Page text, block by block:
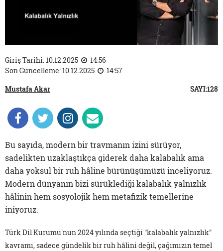
Giriş Tarihi: 10.12.2025
14:56
Son Güncelleme: 10.12.2025
14:57
Mustafa Akar
SAYI:128
Bu sayıda, modern bir travmanın izini sürüyor,
sadelikten uzaklaştıkça giderek daha kalabalık ama
daha yoksul bir ruh hâline bürünüşümüzü inceliyoruz.
Modern dünyanın bizi sürüklediği kalabalık yalnızlık
hâlinin hem sosyolojik hem metafizik temellerine
iniyoruz.
Türk Dil Kurumu'nun 2024 yılında seçtiği "kalabalık yalnızlık"
kavramı, sadece gündelik bir ruh hâlini değil, çağımızın temel